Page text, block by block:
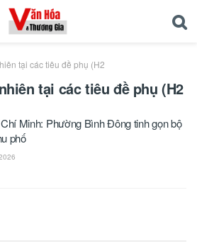
tại các tiêu đề phụ (H2
tại các tiêu đề phụ (H2
Minh: Phường Bình Đông tinh gọn bộ
phố